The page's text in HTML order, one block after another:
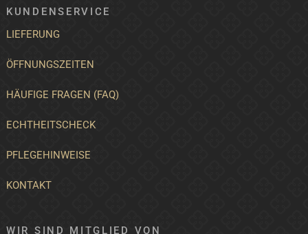
KUNDENSERVICE
LIEFERUNG
ÖFFNUNGSZEITEN
HÄUFIGE FRAGEN (FAQ)
ECHTHEITSCHECK
PFLEGEHINWEISE
KONTAKT
WIR SIND MITGLIED VON